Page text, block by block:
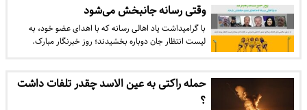
وقتی رسانه جانبخش می‌شود
با گرامیداشت یاد اهالی رسانه که با اهدای عضو خود، به
لیست انتظار جان دوباره بخشیدند؛ روز خبرنگار مبارک.
حمله راکتی به عین الاسد چقدر تلفات داشت
؟